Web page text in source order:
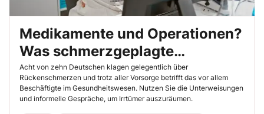
Medikamente und Operationen?
Was schmerzgeplagte
Mitarbeiter wissen sollten
Acht von zehn Deutschen klagen gelegentlich über
Rückenschmerzen und trotz aller Vorsorge betrifft das vor allem
Beschäftigte im Gesundheitswesen. Nutzen Sie die Unterweisungen
und informelle Gespräche, um Irrtümer auszuräumen.